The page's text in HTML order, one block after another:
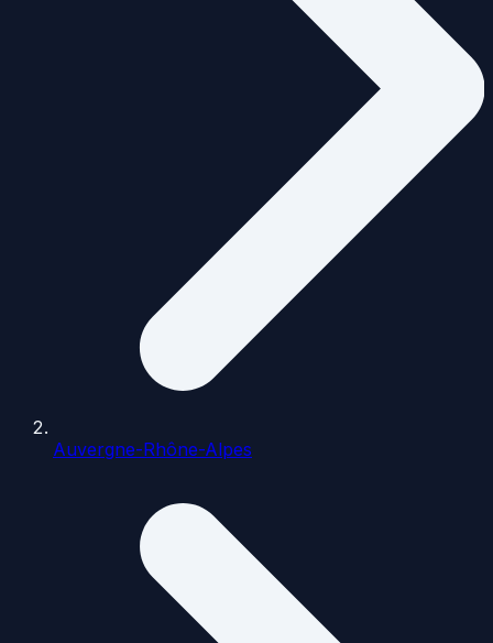
Auvergne-Rhône-Alpes